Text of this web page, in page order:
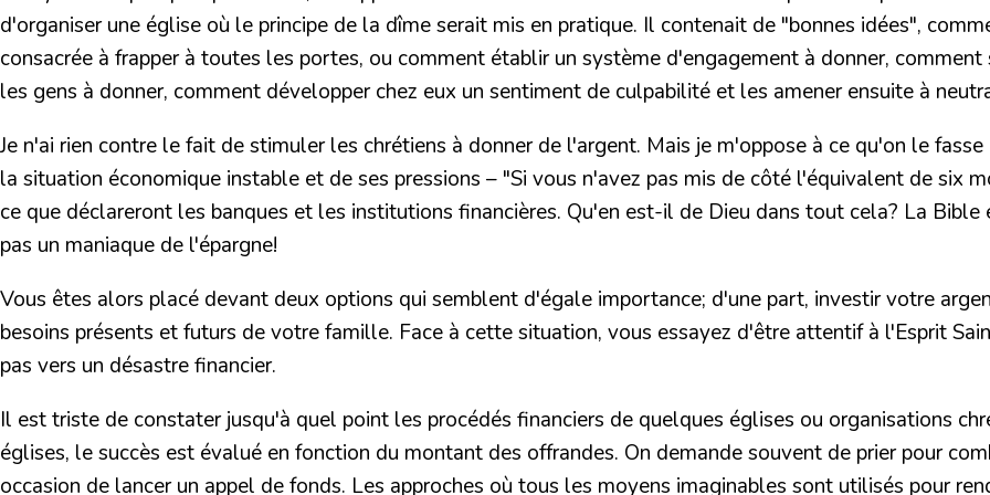
d'organiser une église où le principe de la dîme serait mis en pratique. Il contenait de "bonnes idées",
consacrée à frapper à toutes les portes, ou comment établir un système d'engagement à donner,
les gens à donner, comment développer chez eux un sentiment de culpabilité et les amener ensuite à
Je n'ai rien contre le fait de stimuler les chrétiens à donner de l'argent. Mais je m'oppose à ce qu'on le
la situation économique instable et de ses pressions – "Si vous n'avez pas mis de côté l'équivalent de six
ce que déclareront les banques et les institutions financières. Qu'en est-il de Dieu dans tout cela? La
pas un maniaque de l'épargne!
Vous êtes alors placé devant deux options qui semblent d'égale importance; d'une part, investir votre
besoins présents et futurs de votre famille. Face à cette situation, vous essayez d'être attentif à l'Esprit
pas vers un désastre financier.
Il est triste de constater jusqu'à quel point les procédés financiers de quelques églises ou organisations
églises, le succès est évalué en fonction du montant des offrandes. On demande souvent de prier pour
occasion de lancer un appel de fonds. Les approches où tous les moyens imaginables sont utilisés pour